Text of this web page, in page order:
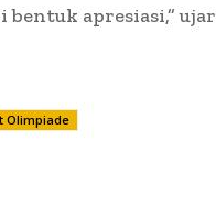
bentuk apresiasi,” ujar
Olimpiade